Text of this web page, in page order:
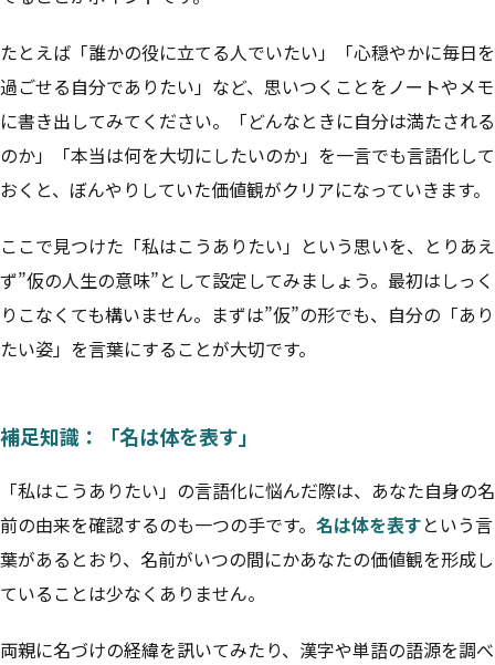
たとえば「誰かの役に立てる人でいたい」「心穏やかに毎日を
過ごせる自分でありたい」など、思いつくことをノートやメモ
に書き出してみてください。「どんなときに自分は満たされる
のか」「本当は何を大切にしたいのか」を一言でも言語化して
おくと、ぼんやりしていた価値観がクリアになっていきます。
ここで見つけた「私はこうありたい」という思いを、とりあえ
ず”仮の人生の意味”として設定してみましょう。最初はしっく
りこなくても構いません。まずは”仮”の形でも、自分の「あり
たい姿」を言葉にすることが大切です。
補足知識：「名は体を表す」
「私はこうありたい」の言語化に悩んだ際は、あなた自身の名
前の由来を確認するのも一つの手です。 名は体を表すという言
葉があるとおり、名前がいつの間にかあなたの価値観を形成し
ていることは少なくありません。
両親に名づけの経緯を訊いてみたり、漢字や単語の語源を調べ